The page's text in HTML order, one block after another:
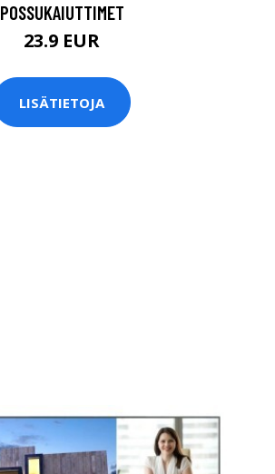
POSSUKAIUTTIMET
23.9 EUR
LISÄTIETOJA